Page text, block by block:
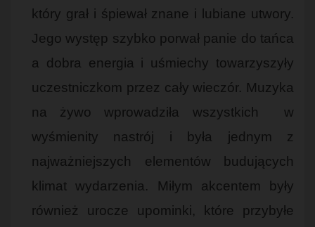
który grał i śpiewał znane i lubiane utwory.
Jego występ szybko porwał panie do tańca
a dobra energia i uśmiechy towarzyszyły
uczestniczkom przez cały wieczór. Muzyka
na żywo wprowadziła wszystkich w
wyśmienity nastrój i była jednym z
najważniejszych elementów budujących
klimat wydarzenia. Miłym akcentem były
również urocze upominki, które przybyłe